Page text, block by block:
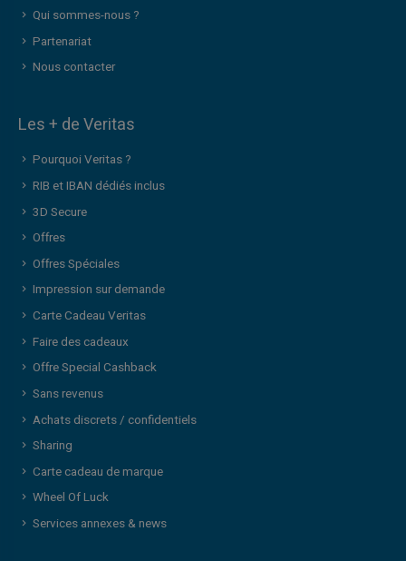
Qui sommes-nous ?
Partenariat
Nous contacter
Les + de Veritas
Pourquoi Veritas ?
RIB et IBAN dédiés inclus
3D Secure
Offres
Offres Spéciales
Impression sur demande
Carte Cadeau Veritas
Faire des cadeaux
Offre Special Cashback
Sans revenus
Achats discrets / confidentiels
Sharing
Carte cadeau de marque
Wheel Of Luck
Services annexes & news